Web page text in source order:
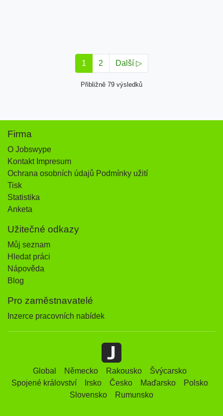
1 2 Další ▷
Přibližně 79 výsledků
Firma
O Jobswype
Kontakt Impresum
Ochrana osobních údajů Podmínky užití
Tisk
Statistika
Anketa
Užitečné odkazy
Můj seznam
Hledat práci
Nápověda
Blog
Pro zaměstnavatelé
Inzerce pracovních nabídek
Global Německo Rakousko
Švýcarsko
Spojené království
Irsko Česko Maďarsko
Polsko
Slovensko
Rumunsko